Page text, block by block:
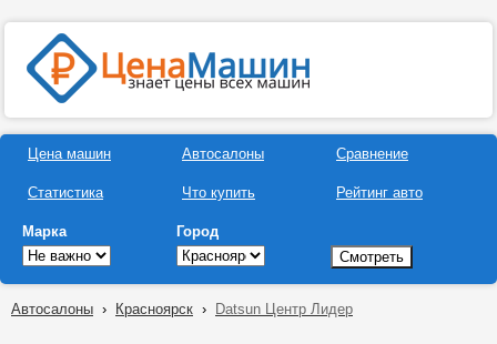
Цена машин
Статистика
Автосалоны
Что купить
Сравнение
Рейтинг авто
Марка Город
Автосалоны › Красноярск › Datsun Центр Лидер